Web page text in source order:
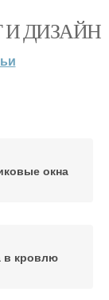
И ДИЗАЙН
окна
в кровлю